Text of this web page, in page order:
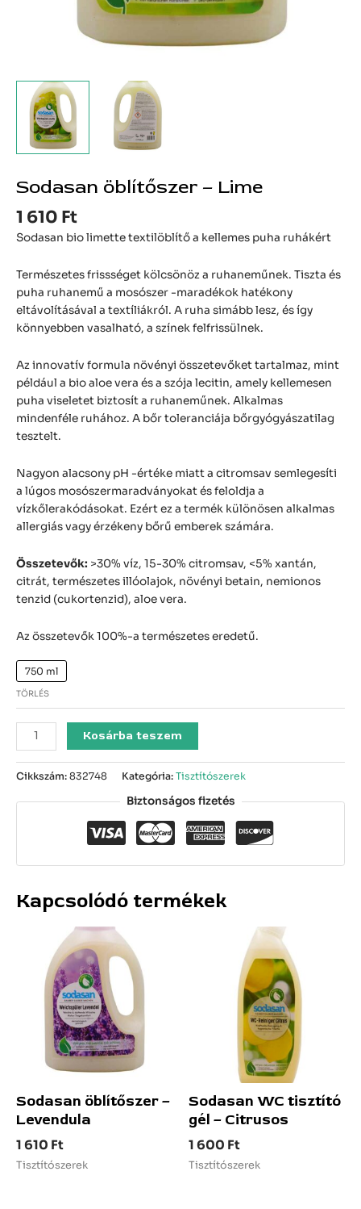
Sodasan öblítőszer – Lime
1 610 Ft
Sodasan bio limette textilöblítő a kellemes puha ruhákért
Természetes frissséget kölcsönöz a ruhaneműnek. Tiszta és
puha ruhanemű a mosószer -maradékok hatékony
eltávolításával a textíliákról. A ruha simább lesz, és így
könnyebben vasalható, a színek felfrissülnek.
Az innovatív formula növényi összetevőket tartalmaz, mint
például a bio aloe vera és a szója lecitin, amely kellemesen
puha viseletet biztosít a ruhaneműnek. Alkalmas
mindenféle ruhához. A bőr toleranciája bőrgyógyászatilag
tesztelt.
Nagyon alacsony pH -értéke miatt a citromsav semlegesíti
a lúgos mosószermaradványokat és feloldja a
vízkőlerakódásokat. Ezért ez a termék különösen alkalmas
allergiás vagy érzékeny bőrű emberek számára.
Összetevők: >30% víz, 15-30% citromsav, <5% xantán,
citrát, természetes illóolajok, növényi betain, nemionos
tenzid (cukortenzid), aloe vera.
Az összetevők 100%-a természetes eredetű.
750 ml
TÖRLÉS
Kosárba teszem
Cikkszám:832748 Kategória:Tisztítószerek
Biztonságos fizetés
Kapcsolódó termékek
Sodasan öblítőszer –
Levendula
1 610 Ft
Tisztítószerek
Sodasan WC tisztító
gél – Citrusos
1 600 Ft
Tisztítószerek